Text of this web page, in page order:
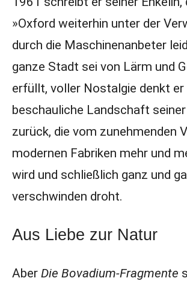
»Oxford weiterhin unter der
durch die Maschinenanbeter
ganze Stadt sei von Lärm und
erfüllt, voller Nostalgie denkt er
beschauliche Landschaft
zurück, die vom zunehmenden
modernen Fabriken mehr und
wird und schließlich ganz und
verschwinden droht.
Aus Liebe zur Natur
Aber Die Bovadium-Fragmente